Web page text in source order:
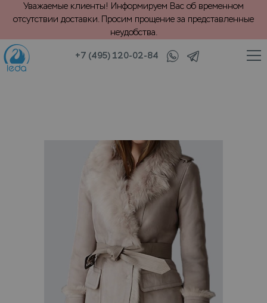
Уважаемые клиенты! Информируем Вас об временном
отсутствии доставки. Просим прощение за представленные
неудобства.
+7 (495) 120-02-84
/
Дубленки